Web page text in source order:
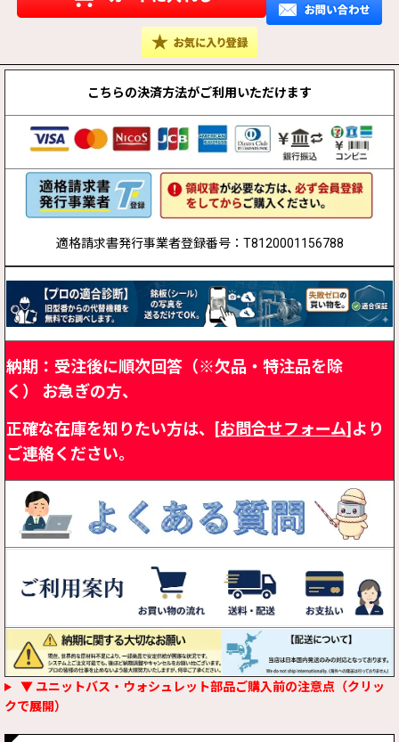
こちらの決済方法がご利用いただけます
適格請求書発行事業者登録番号：T8120001156788
納期：受注後に順次回答（※欠品・特注品を除
く）
お急ぎの方、
正確な在庫を知りたい方は、[お問合せフォーム]より
ご連絡ください。
▼ ユニットバス・ウォシュレット部品ご購入前の注意点（クリッ
クで展開）